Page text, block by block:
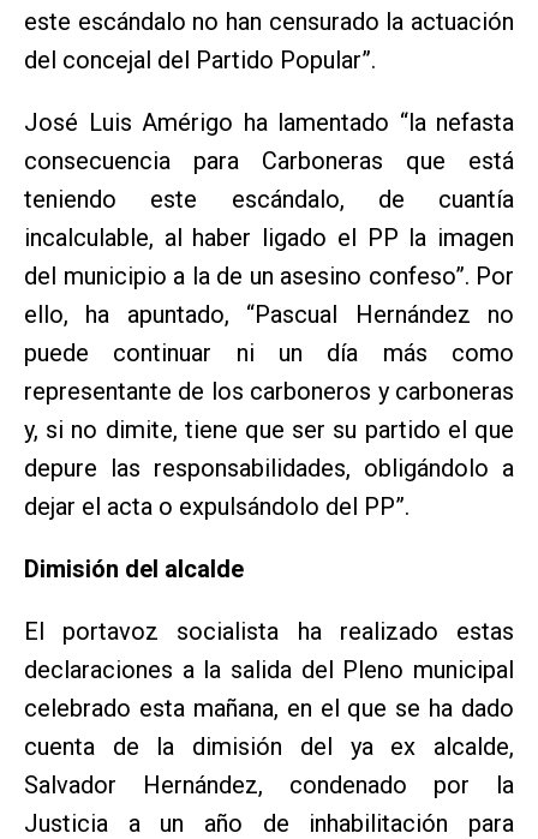
este escándalo no han censurado la actuación
del concejal del Partido Popular”.
José Luis Amérigo ha lamentado “la nefasta
consecuencia para Carboneras que está
teniendo este escándalo, de cuantía
incalculable, al haber ligado el PP la imagen
del municipio a la de un asesino confeso”. Por
ello, ha apuntado, “Pascual Hernández no
puede continuar ni un día más como
representante de los carboneros y carboneras
y, si no dimite, tiene que ser su partido el que
depure las responsabilidades, obligándolo a
dejar el acta o expulsándolo del PP”.
Dimisión del alcalde
El portavoz socialista ha realizado estas
declaraciones a la salida del Pleno municipal
celebrado esta mañana, en el que se ha dado
cuenta de la dimisión del ya ex alcalde,
Salvador Hernández, condenado por la
Justicia a un año de inhabilitación para